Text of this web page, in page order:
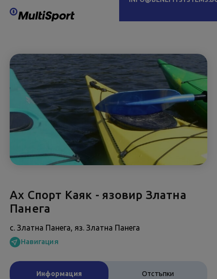
Ах Спорт Каяк - язовир Златна
Панега
с. Златна Панега, яз. Златна Панега
Навигация
Информация Отстъпки